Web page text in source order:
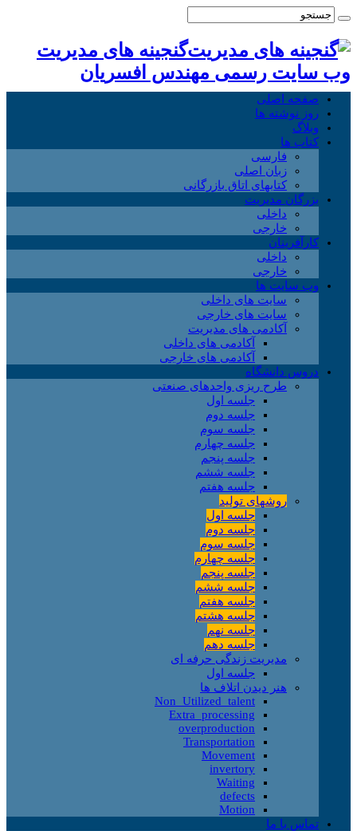
گنجینه های مدیریت
وب سایت رسمی مهندس افسریان
صفحه اصلی
روز نوشته ها
وبلاگ
کتاب ها
فارسی
زبان اصلی
کتابهای اتاق بازرگانی
بزرگان مدیریت
داخلی
خارجی
کارآفرینان
داخلی
خارجی
وب سایت ها
سایت های داخلی
سایت های خارجی
آکادمی های مدیریت
آکادمی های داخلی
آکادمی های خارجی
دروس دانشگاه
طرح ریزی واحدهای صنعتی
جلسه اول
جلسه دوم
جلسه سوم
جلسه چهارم
جلسه پنجم
جلسه ششم
جلسه هفتم
روشهای تولید
جلسه اول
جلسه دوم
جلسه سوم
جلسه چهارم
جلسه پنجم
جلسه ششم
جلسه هفتم
جلسه هشتم
جلسه نهم
جلسه دهم
مدیریت زندگی حرفه ای
جلسه اول
هنر دیدن اتلاف ها
Non_Utilized_talent
Extra_processing
overproduction
Transportation
Movement
invertory
Waiting
defects
Motion
تماس با ما